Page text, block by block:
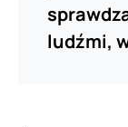
ludźmi,